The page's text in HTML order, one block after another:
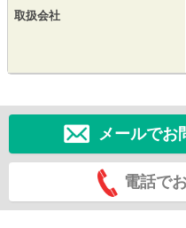
取扱会社
メールでお
電話で